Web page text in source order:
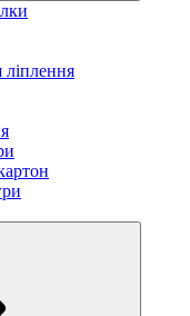
ліплення